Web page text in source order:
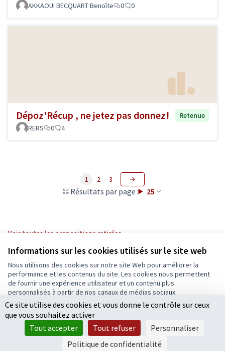
Informations sur les cookies utilisés sur le site web
Nous utilisons des cookies sur notre site Web pour améliorer la
performance et les contenus du site. Les cookies nous permettent
de fournir une expérience utilisateur et un contenu plus
personnalisés à partir de nos canaux de médias sociaux.
Tout accepter
Accepter seulement les cookies essentiels
Paramètres
AKKAOUI BECQUART Benoîte 0 0
Dépoz'Récup , ne jetez pas donnez!
Retenue
RERS
0 4
Résultats par page : 25
1 2 3
Voir toutes les propositions retirées
Conditions d'utilisation
Paramètres des cookies
Ecrivons Angers sur X
(Lien externe)
Ecrivons Angers sur Facebook
(Lien externe)
logiciel libre Decidim
(Lien externe)
.
Licence
(Lien
Ce site utilise des cookies et vous donne le contrôle sur ceux
que vous souhaitez activer
Tout accepter
Tout refuser
Personnaliser
Politique de confidentialité